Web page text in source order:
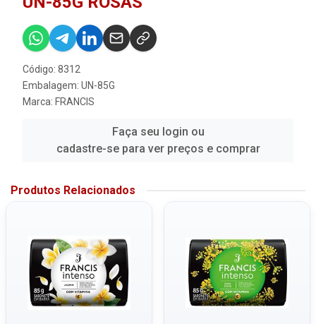
Código: 8312
Embalagem: UN-85G
Marca: FRANCIS
Faça seu login ou
cadastre-se para ver preços e comprar
Produtos Relacionados